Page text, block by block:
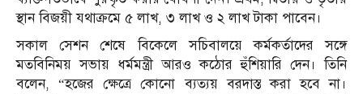
স্থান বিজয়ী যথাক্রমে ৫ লাখ, ৩ লাখ ও ২ লাখ টাকা পাবেন।
সকাল সেশন শেষে বিকেলে সচিবালয়ে কর্মকর্তাদের সঙ্গে
মতবিনিময় সভায় ধর্মমন্ত্রী আরও কঠোর হুঁশিয়ারি দেন। তিনি
বলেন, “হজের ক্ষেত্রে কোনো ব্যত্যয় বরদাস্ত করা হবে না।